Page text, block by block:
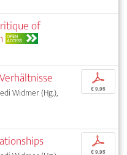
of
OPEN
ACCESS
Widmer (Hg.),
p
€ 9,95
p
€ 9,95